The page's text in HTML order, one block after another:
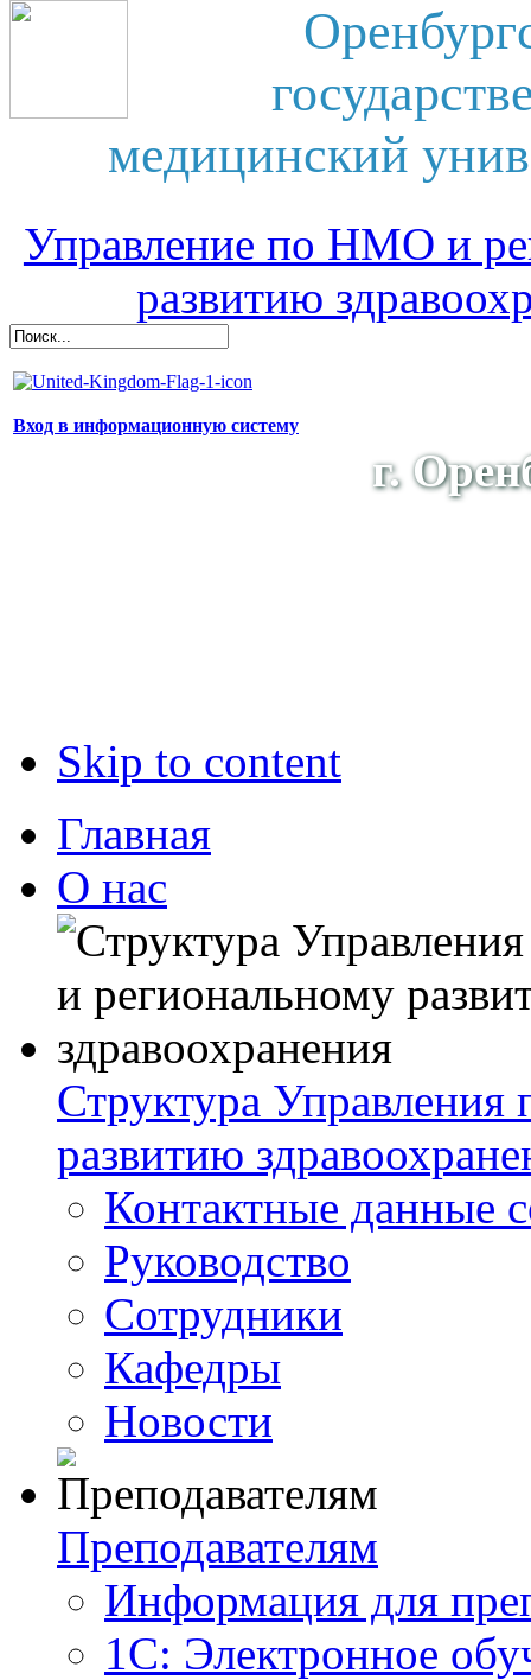
медицинский
Управление по НМО и
развитию
Вход в информационную систему
г.
Skip to content
Главная
О нас
Структура
развитию
Контактные данные
Руководство
Сотрудники
Кафедры
Новости
Преподавателям
Информация для
1С: Электронное